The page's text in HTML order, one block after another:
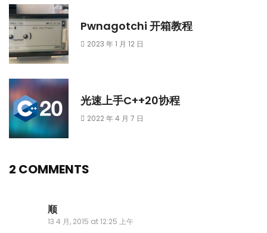
Pwnagotchi 开箱教程
2023 年 1 月 12 日
光速上手C++20协程
2022 年 4 月 7 日
2 COMMENTS
顺
13 4 月, 2015 at 12:25 上午